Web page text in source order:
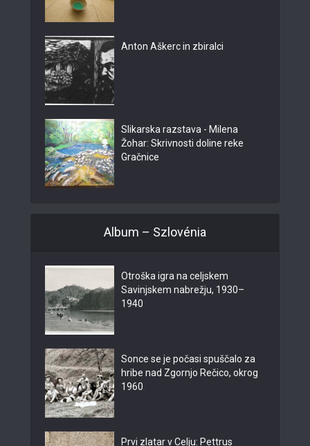
Anton Aškerc in zbiralci
Slikarska razstava - Milena
Žohar: Skrivnosti doline reke
Gračnice
Album – Szlovénia
Otroška igra na celjskem
Savinjskem nabrežju, 1930–
1940
Sonce se je počasi spuščalo za
hribe nad Zgornjo Rečico, okrog
1960
Prvi zlatar v Celju: Pettrus